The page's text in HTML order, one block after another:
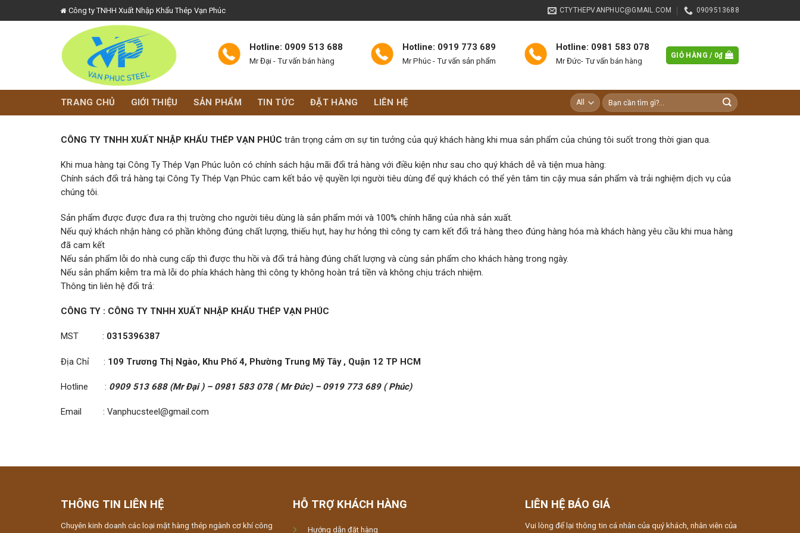
to
Công ty TNHH Xuất Nhập Khẩu Thép Vạn Phúc CTYTHEPVANPHUC@GMAIL.COM 0909513688
Hotline: 0909 513 688
Mr Đại - Tư vấn bán hàng
Hotline: 0919 773 689
Mr Phúc - Tư vấn sản phẩm
Hotline: 0981 583 078
Mr Đức- Tư vấn bán hàng
GIỎ HÀNG / 0₫
TRANG CHỦ GIỚI THIỆU SẢN PHẨM TIN TỨC ĐẶT HÀNG LIÊN HỆ
Tìm
kiếm:
CÔNG TY TNHH XUẤT NHẬP KHẨU THÉP VẠN PHÚC trân trọng cảm ơn sự tin tưởng của quý khách hàng khi mua sản phẩm của chúng tôi suốt trong thời gian qua.
Khi mua hàng tại Công Ty Thép Vạn Phúc luôn có chính sách hậu mãi đổi trả hàng với điều kiện như sau cho quý khách dễ và tiện mua hàng:
Chính sách đổi trả hàng tại Công Ty Thép Vạn Phúc cam kết bảo vệ quyền lợi người tiêu dùng để quý khách có thể yên tâm tin cậy mua sản phẩm và trải nghiệm dịch vụ của
chúng tôi.
Sản phẩm được được đưa ra thị trường cho người tiêu dùng là sản phẩm mới và 100% chính hãng của nhà sản xuất.
Nếu quý khách nhận hàng có phần không đúng chất lượng, thiếu hụt, hay hư hỏng thì công ty cam kết đổi trả hàng theo đúng hàng hóa mà khách hàng yêu cầu khi mua hàng
đã cam kết
Nếu sản phẩm lỗi do nhà cung cấp thì được thu hồi và đổi trả hàng đúng chất lượng và cùng sản phẩm cho khách hàng trong ngày.
Nếu sản phẩm kiễm tra mà lỗi do phía khách hàng thì công ty không hoàn trả tiền và không chịu trách nhiệm.
Thông tin liên hệ đổi trả:
CÔNG TY : CÔNG TY TNHH XUẤT NHẬP KHẨU THÉP VẠN PHÚC
MST : 0315396387
Địa Chỉ : 109 Trương Thị Ngào, Khu Phố 4, Phường Trung Mỹ Tây , Quận 12 TP HCM
Hotline : 0909 513 688 (Mr Đại ) – 0981 583 078 ( Mr Đức) – 0919 773 689 ( Phúc)
Email : Vanphucsteel@gmail.com
THÔNG TIN LIÊN HỆ
Chuyên kinh doanh các loại mặt hàng thép ngành cơ khí công
HỖ TRỢ KHÁCH HÀNG
Hướng dẫn đặt hàng
LIÊN HỆ BÁO GIÁ
Vui lòng để lại thông tin cá nhân của quý khách, nhân viên của